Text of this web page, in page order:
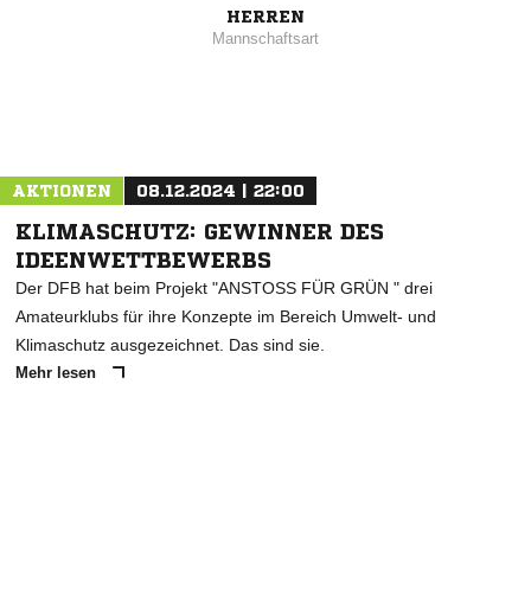
HERREN
Mannschaftsart
AKTIONEN 08.12.2024 | 22:00
KLIMASCHUTZ: GEWINNER DES
IDEENWETTBEWERBS
Der DFB hat beim Projekt "ANSTOSS FÜR GRÜN " drei
Amateurklubs für ihre Konzepte im Bereich Umwelt- und
Klimaschutz ausgezeichnet. Das sind sie.
Mehr lesen